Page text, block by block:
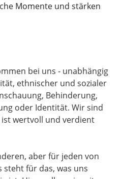
Momente und stärken
bei uns - unabhängig
ethnischer und sozialer
Behinderung,
oder Identität. Wir sind
wertvoll und verdient
aber für jeden von
steht für das, was uns